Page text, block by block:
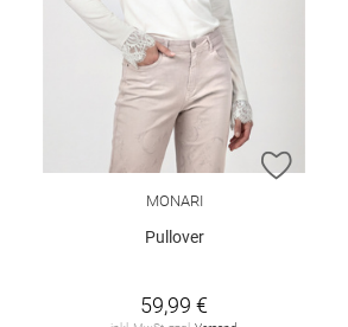
ZUR WUNSCHLISTE HINZUFÜGEN ZUR
MONARI
Pullover
59,99 €